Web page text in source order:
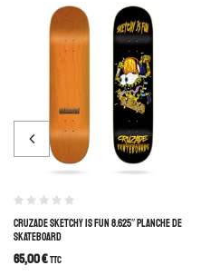
CRUZADE SKETCHY IS FUN 8.625″ PLANCHE DE
SKATEBOARD
65,00€TTC